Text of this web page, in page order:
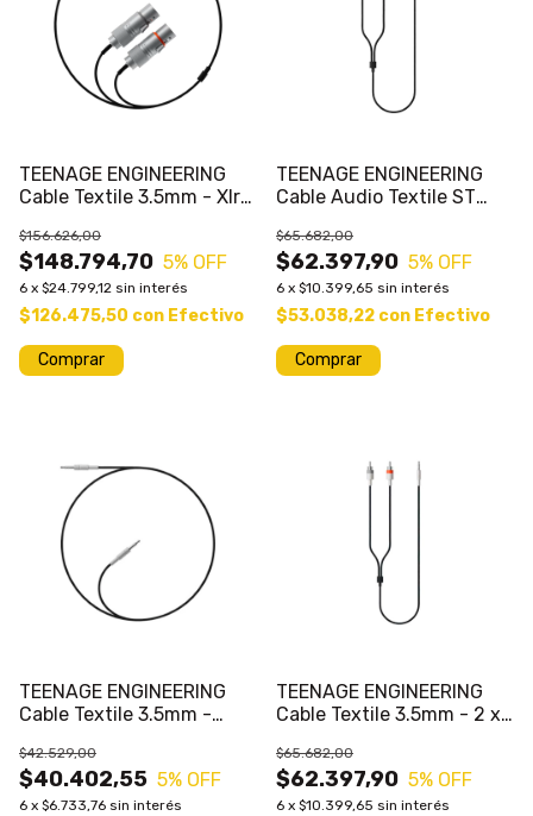
TEENAGE ENGINEERING
Cable Textile 3.5mm - Xlr
$148.794,70
$156.626,00
5% OFF
6 x $24.799,12 sin interés
$126.475,50 con Efectivo
TEENAGE ENGINEERING
Cable Audio Textile ST
$62.397,90
$65.682,00
5% OFF
6 x $10.399,65 sin interés
$53.038,22 con Efectivo
TEENAGE ENGINEERING
Cable Textile 3.5mm -
$40.402,55
$42.529,00
5% OFF
6 x $6.733,76 sin interés
TEENAGE ENGINEERING
Cable Textile 3.5mm - 2 x
$62.397,90
$65.682,00
5% OFF
6 x $10.399,65 sin interés